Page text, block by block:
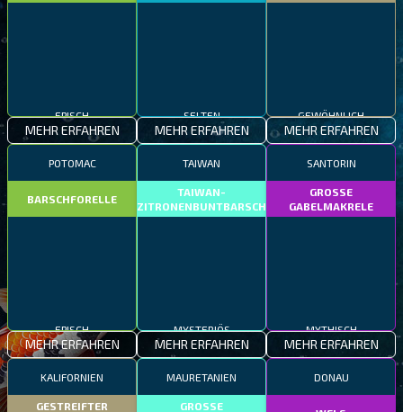
MEHR ERFAHREN MEHR ERFAHREN MEHR ERFAHREN
POTOMAC
BARSCHFORELLE
MEHR ERFAHREN
TAIWAN
TAIWAN-
ZITRONENBUNTBARSCH
MEHR ERFAHREN
SANTORIN
GROSSE
GABELMAKRELE
MEHR ERFAHREN
KALIFORNIEN
GESTREIFTER
MAURETANIEN
GROSSE
DONAU